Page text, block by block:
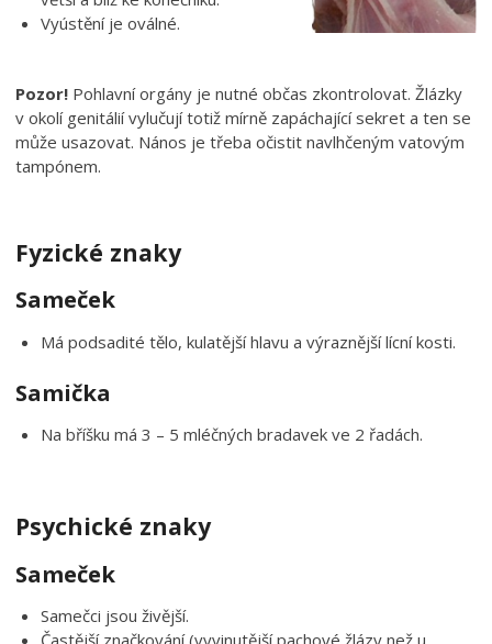
Vyústění je oválné.
Pozor! Pohlavní orgány je nutné občas zkontrolovat. Žlázky
v okolí genitálií vylučují totiž mírně zapáchající sekret a ten se
může usazovat. Nános je třeba očistit navlhčeným vatovým
tampónem.
Fyzické znaky
Sameček
Má podsadité tělo, kulatější hlavu a výraznější lícní kosti.
Samička
Na bříšku má 3 – 5 mléčných bradavek ve 2 řadách.
Psychické znaky
Sameček
Samečci jsou živější.
Častější značkování (vyvinutější pachové žlázy než u